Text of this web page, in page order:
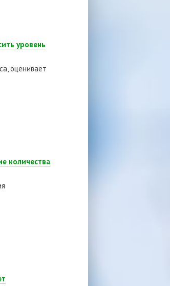
уровень
оценивает
количества